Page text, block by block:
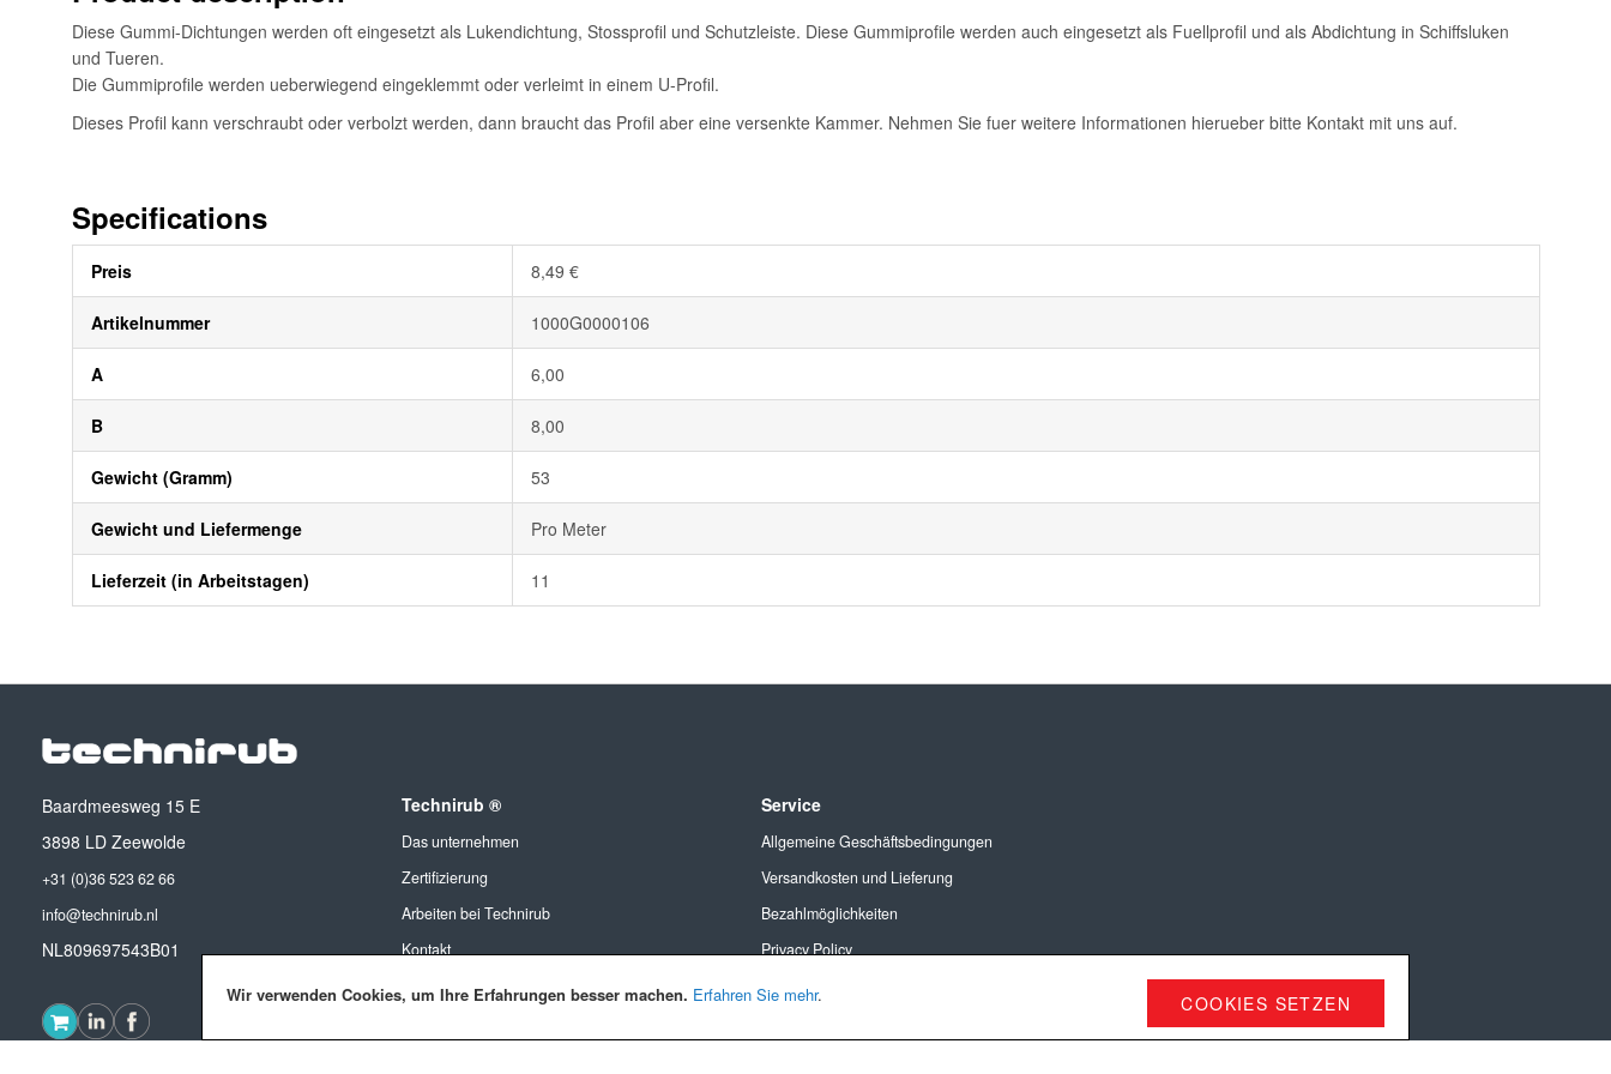
Wir verwenden Cookies, um Ihre Erfahrungen besser machen. Erfahren Sie mehr. COOKIES SETZEN
Diese Gummi-Dichtungen werden oft eingesetzt als Lukendichtung, Stossprofil und Schutzleiste. Diese Gummiprofile werden auch eingesetzt als Fuellprofil und als Abdichtung in Schiffsluken
und Tueren.
Die Gummiprofile werden ueberwiegend eingeklemmt oder verleimt in einem U-Profil.
Dieses Profil kann verschraubt oder verbolzt werden, dann braucht das Profil aber eine versenkte Kammer. Nehmen Sie fuer weitere Informationen hierueber bitte Kontakt mit uns auf.
Specifications
Informationen
Preis 8,49 €
Artikelnummer 1000G0000106
A 6,00
B 8,00
Gewicht (Gramm) 53
Gewicht und Liefermenge Pro Meter
Lieferzeit (in Arbeitstagen) 11
Baardmeesweg 15 E
3898 LD Zeewolde
+31 (0)36 523 62 66
info@technirub.nl
NL809697543B01
Technirub ®
Das unternehmen
Zertifizierung
Arbeiten bei Technirub
Kontakt
Service
Allgemeine Geschäftsbedingungen
Versandkosten und Lieferung
Bezahlmöglichkeiten
Privacy Policy
Cookies